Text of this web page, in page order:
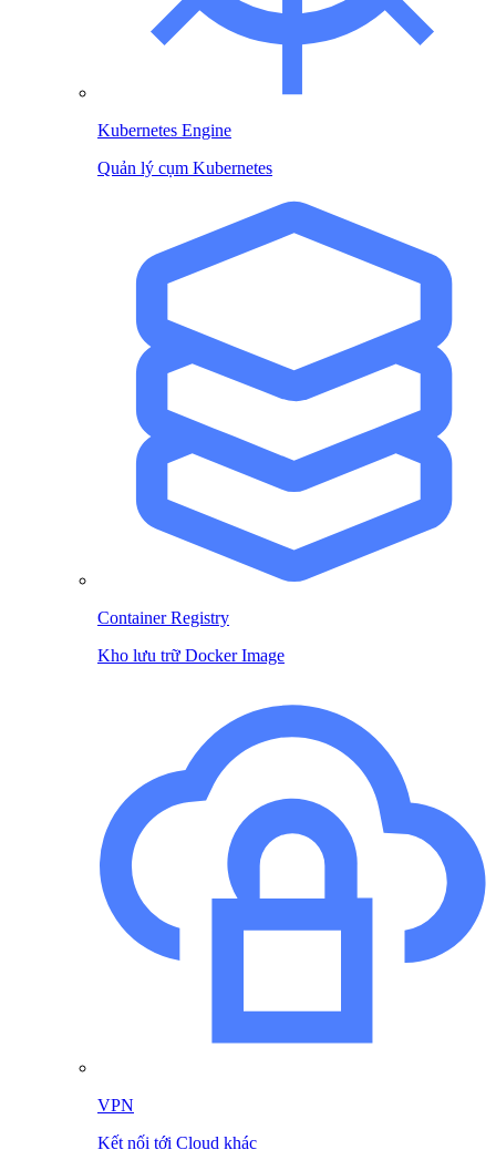
Kubernetes Engine
Quản lý cụm Kubernetes
Container Registry
Kho lưu trữ Docker Image
VPN
Kết nối tới Cloud khác